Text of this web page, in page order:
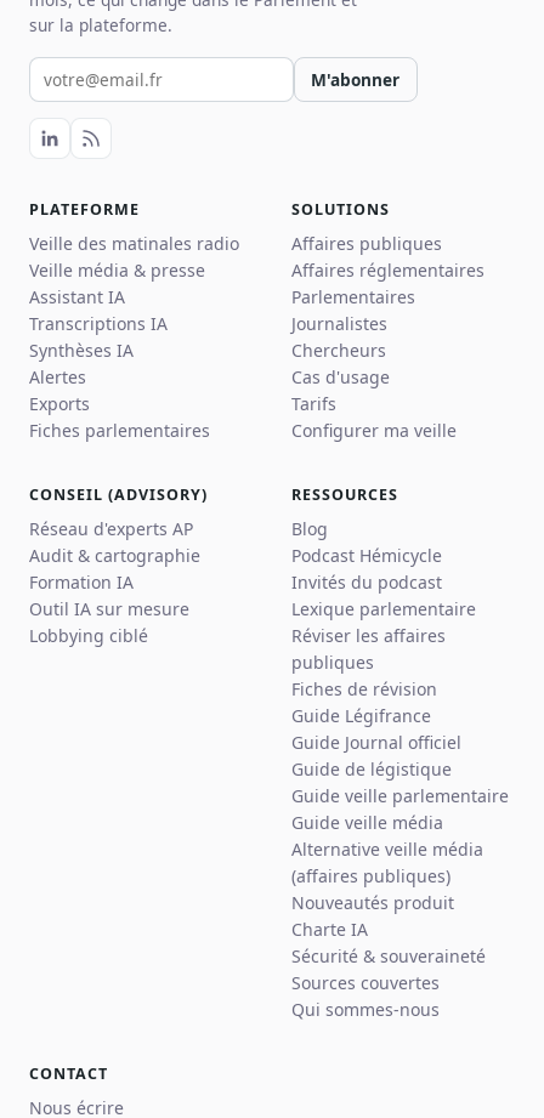
sur la plateforme.
Votre email pour la newsletter
M'abonner
PLATEFORME
Veille des matinales radio
Veille média & presse
Assistant IA
Transcriptions IA
Synthèses IA
Alertes
Exports
Fiches parlementaires
SOLUTIONS
Affaires publiques
Affaires réglementaires
Parlementaires
Journalistes
Chercheurs
Cas d'usage
Tarifs
Configurer ma veille
CONSEIL (ADVISORY)
Réseau d'experts AP
Audit & cartographie
Formation IA
Outil IA sur mesure
Lobbying ciblé
RESSOURCES
Blog
Podcast Hémicycle
Invités du podcast
Lexique parlementaire
Réviser les affaires
publiques
Fiches de révision
Guide Légifrance
Guide Journal officiel
Guide de légistique
Guide veille parlementaire
Guide veille média
Alternative veille média
(affaires publiques)
Nouveautés produit
Charte IA
Sécurité & souveraineté
Sources couvertes
Qui sommes-nous
CONTACT
Nous écrire